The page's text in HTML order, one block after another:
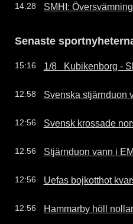
14:28 SMHI:
Senaste
15:16 1/8   Kubikenborg -
12:58 Svenska stjärnduon
12:56 Svensk krossade
12:56 Stjärnduon vann i
12:56 Uefas bojkotthot
12:56 Hammarby höll